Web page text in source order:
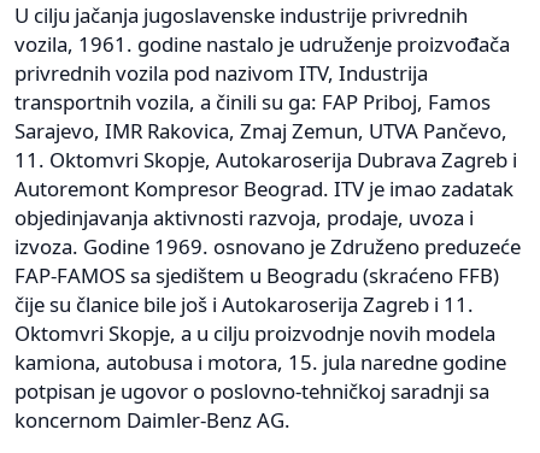
U cilju jačanja jugoslavenske industrije privrednih
vozila, 1961. godine nastalo je udruženje proizvođača
privrednih vozila pod nazivom ITV, Industrija
transportnih vozila, a činili su ga: FAP Priboj, Famos
Sarajevo, IMR Rakovica, Zmaj Zemun, UTVA Pančevo,
11. Oktomvri Skopje, Autokaroserija Dubrava Zagreb i
Autoremont Kompresor Beograd. ITV je imao zadatak
objedinjavanja aktivnosti razvoja, prodaje, uvoza i
izvoza. Godine 1969. osnovano je Združeno preduzeće
FAP-FAMOS sa sjedištem u Beogradu (skraćeno FFB)
čije su članice bile još i Autokaroserija Zagreb i 11.
Oktomvri Skopje, a u cilju proizvodnje novih modela
kamiona, autobusa i motora, 15. jula naredne godine
potpisan je ugovor o poslovno-tehničkoj saradnji sa
koncernom Daimler-Benz AG.